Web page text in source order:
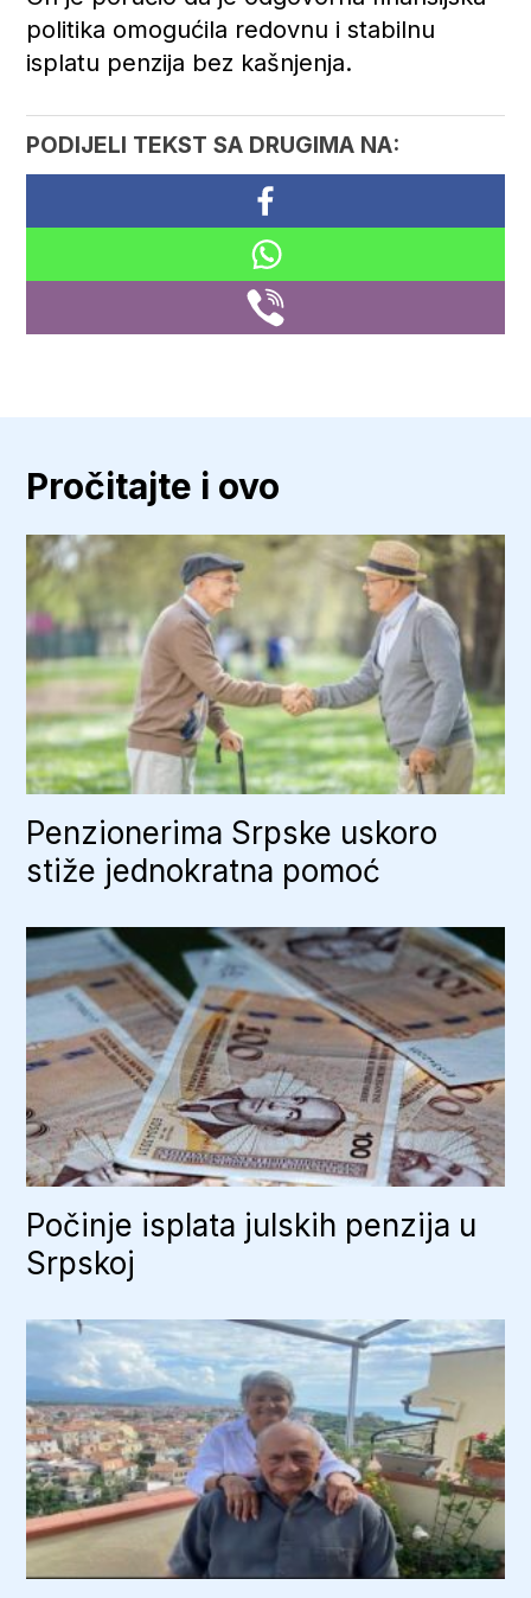
politika omogućila redovnu i stabilnu
isplatu penzija bez kašnjenja.
PODIJELI TEKST SA DRUGIMA NA:
Pročitajte i ovo
Penzionerima Srpske uskoro
stiže jednokratna pomoć
Počinje isplata julskih penzija u
Srpskoj